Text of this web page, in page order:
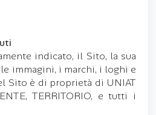
indicato, il Sito, la sua
immagini, i marchi, i loghi e
Sito è di proprietà di UNIAT
TERRITORIO, e tutti i